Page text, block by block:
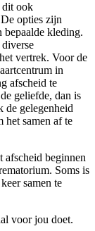
dit ook
opties zijn
bepaalde kleding.
vertrek. Voor de
in
afscheid te
geliefde, dan is
de gelegenheid
samen af te
afscheid beginnen
Soms is
samen te
voor jou doet.